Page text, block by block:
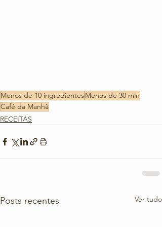
Menos de 10 ingredientesMenos de 30 min
Café da Manhã
RECEITAS
Posts recentes Ver tudo